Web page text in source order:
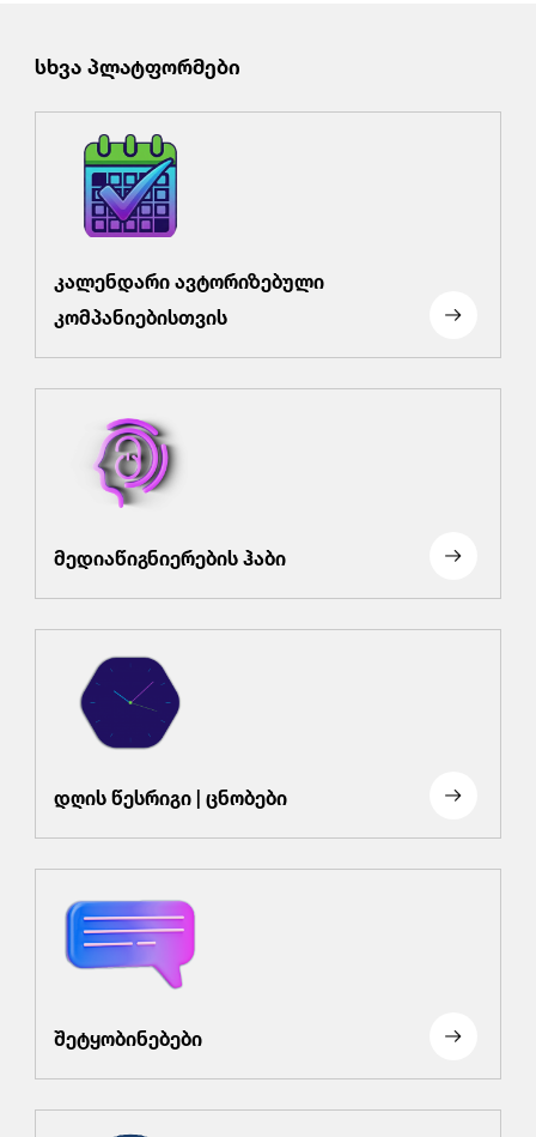
სხვა პლატფორმები
კალენდარი ავტორიზებული
კომპანიებისთვის
მედიაწიგნიერების ჰაბი
დღის წესრიგი | ცნობები
შეტყობინებები